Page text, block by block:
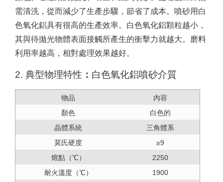
需清洗，從而減少了生產步驟，節省了成本。噴砂用白
色氧化鋁具有很高的生產效率。白色氧化鋁顆粒越小，
其與待拋光物體表面接觸所產生的衝擊力就越大。磨料
利用率越高，相對處理效果越好。
2. 典型物理特性 ： 白色氧化鋁噴砂介質
物品
內容
顏色
白色的
晶體系統
三角體系
莫氏硬度
≥9
熔點（℃）
2250
耐火溫度（℃）
1900